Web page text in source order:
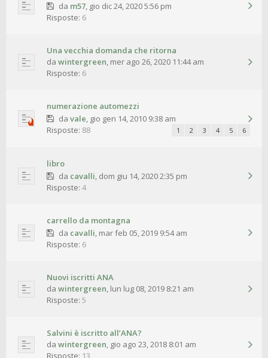
da m57, gio dic 24, 2020 5:56 pm
Risposte: 6
Una vecchia domanda che ritorna
da wintergreen, mer ago 26, 2020 11:44 am
Risposte: 6
numerazione automezzi
da vale, gio gen 14, 2010 9:38 am
1 2 3 4 5 6
Risposte: 88
libro
da cavalli, dom giu 14, 2020 2:35 pm
Risposte: 4
carrello da montagna
da cavalli, mar feb 05, 2019 9:54 am
Risposte: 6
Nuovi iscritti ANA
da wintergreen, lun lug 08, 2019 8:21 am
Risposte: 5
Salvini è iscritto all’ANA?
da wintergreen, gio ago 23, 2018 8:01 am
Risposte: 13